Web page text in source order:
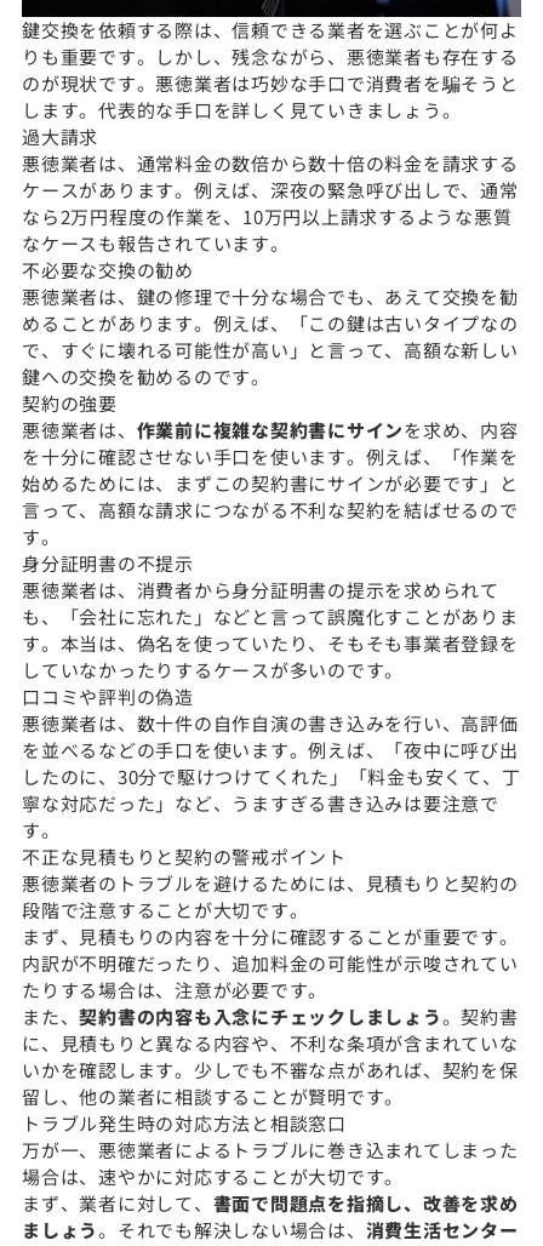
鍵交換を依頼する際は、信頼できる業者を選ぶことが何よ
りも重要です。しかし、残念ながら、悪徳業者も存在する
のが現状です。悪徳業者は巧妙な手口で消費者を騙そうと
します。代表的な手口を詳しく見ていきましょう。
過大請求
悪徳業者は、通常料金の数倍から数十倍の料金を請求する
ケースがあります。例えば、深夜の緊急呼び出しで、通常
なら2万円程度の作業を、10万円以上請求するような悪質
なケースも報告されています。
不必要な交換の勧め
悪徳業者は、鍵の修理で十分な場合でも、あえて交換を勧
めることがあります。例えば、「この鍵は古いタイプなの
で、すぐに壊れる可能性が高い」と言って、高額な新しい
鍵への交換を勧めるのです。
契約の強要
悪徳業者は、 作業前に複雑な契約書にサインを求め、内容
を十分に確認させない手口を使います。例えば、「作業を
始めるためには、まずこの契約書にサインが必要です」と
言って、高額な請求につながる不利な契約を結ばせるので
す。
身分証明書の不提示
悪徳業者は、消費者から身分証明書の提示を求められて
も、「会社に忘れた」などと言って誤魔化すことがありま
す。本当は、偽名を使っていたり、そもそも事業者登録を
していなかったりするケースが多いのです。
口コミや評判の偽造
悪徳業者は、数十件の自作自演の書き込みを行い、高評価
を並べるなどの手口を使います。例えば、「夜中に呼び出
したのに、30分で駆けつけてくれた」「料金も安くて、丁
寧な対応だった」など、うますぎる書き込みは要注意で
す。
不正な見積もりと契約の警戒ポイント
悪徳業者のトラブルを避けるためには、見積もりと契約の
段階で注意することが大切です。
まず、見積もりの内容を十分に確認することが重要です。
内訳が不明確だったり、追加料金の可能性が示唆されてい
たりする場合は、注意が必要です。
また、契約書の内容も入念にチェックしましょう。契約書
に、見積もりと異なる内容や、不利な条項が含まれていな
いかを確認します。少しでも不審な点があれば、契約を保
留し、他の業者に相談することが賢明です。
トラブル発生時の対応方法と相談窓口
万が一、悪徳業者によるトラブルに巻き込まれてしまった
場合は、速やかに対応することが大切です。
まず、業者に対して、 書面で問題点を指摘し、改善を求め
ましょう。それでも解決しない場合は、 消費生活センター